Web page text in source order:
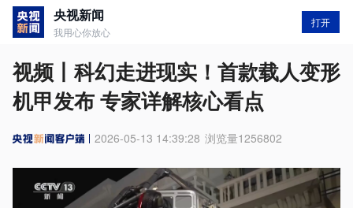
央视新闻
我用心你放心
打开
视频丨科幻走进现实！首款载人变形
机甲发布 专家详解核心看点
2026-05-13 14:39:28 浏览量1256802